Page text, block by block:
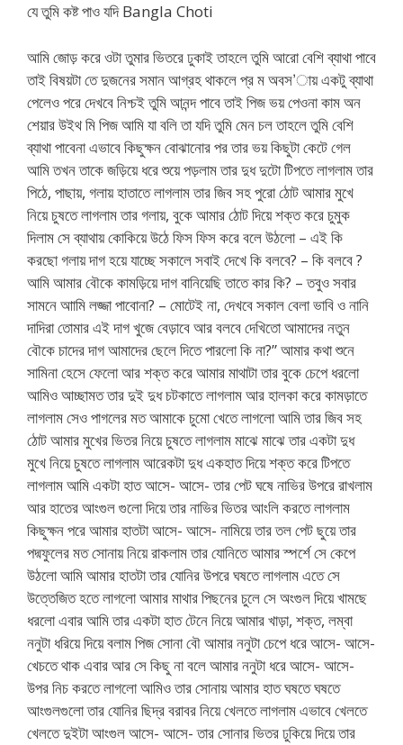
যে তুমি কষ্ট পাও যদি Bangla Choti
আমি জোড় করে ওটা তুমার ভিতরে ঢুকাই তাহলে তুমি আরো বেশি ব্যাথা পাবে
তাই বিষয়টা তে দুজনের সমান আগ্রহ থাকলে প্র ম অবস’ায় একটু ব্যাথা
পেলেও পরে দেখবে নিশ্চই তুমি আনন্দ পাবে তাই পিজ ভয় পেওনা কাম অন
শেয়ার উইথ মি পিজ আমি যা বলি তা যদি তুমি মেন চল তাহলে তুমি বেশি
ব্যাথা পাবেনা এভাবে কিছুক্ষন বোঝানোর পর তার ভয় কিছুটা কেটে গেল
আমি তখন তাকে জড়িয়ে ধরে শুয়ে পড়লাম তার দুধ দুটো টিপতে লাগলাম তার
পিঠে, পাছায়, গলায় হাতাতে লাগলাম তার জিব সহ পুরো ঠোট আমার মুখে
নিয়ে চুষতে লাগলাম তার গলায়, বুকে আমার ঠোট দিয়ে শক্ত করে চুমুক
দিলাম সে ব্যাথায় কোকিয়ে উঠে ফিস ফিস করে বলে উঠলো – এই কি
করছো গলায় দাগ হয়ে যাচ্ছে সকালে সবাই দেখে কি বলবে? – কি বলবে ?
আমি আমার বৌকে কামড়িয়ে দাগ বানিয়েছি তাতে কার কি? – তবুও সবার
সামনে আামি লজ্জা পাবোনা? – মোটেই না, দেখবে সকাল বেলা ভাবি ও নানি
দাদিরা তোমার এই দাগ খুজে বেড়াবে আর বলবে দেখিতো আমাদের নতুন
বৌকে চাদের দাগ আমাদের ছেলে দিতে পারলো কি না?” আমার কথা শুনে
সামিনা হেসে ফেলো আর শক্ত করে আমার মাথাটা তার বুকে চেপে ধরলো
আমিও আচ্ছামত তার দুই দুধ চটকাতে লাগলাম আর হালকা করে কামড়াতে
লাগলাম সেও পাগলের মত আমাকে চুমো খেতে লাগলো আমি তার জিব সহ
ঠোট আমার মুখের ভিতর নিয়ে চুষতে লাগলাম মাঝে মাঝে তার একটা দুধ
মুখে নিয়ে চুষতে লাগলাম আরেকটা দুধ একহাত দিয়ে শক্ত করে টিপতে
লাগলাম আমি একটা হাত আসে- আসে- তার পেট ঘষে নাভির উপরে রাখলাম
আর হাতের আংগুল গুলো দিয়ে তার নাভির ভিতর আংলি করতে লাগলাম
কিছুক্ষন পরে আমার হাতটা আসে- আসে- নামিয়ে তার তল পেট ছুয়ে তার
পদ্মফুলের মত সোনায় নিয়ে রাকলাম তার যোনিতে আমার স্পর্শে সে কেপে
উঠলো আমি আমার হাতটা তার যোনির উপরে ঘষতে লাগলাম এতে সে
উত্তেজিত হতে লাগলো আমার মাথার পিছনের চুলে সে অংগুল দিয়ে খামছে
ধরলো এবার আমি তার একটা হাত টেনে নিয়ে আমার খাড়া, শক্ত, লম্বা
ননুটা ধরিয়ে দিয়ে বলাম পিজ সোনা বৌ আমার ননুটা চেপে ধরে আসে- আসে-
খেচতে থাক এবার আর সে কিছু না বলে আমার ননুটা ধরে আসে- আসে-
উপর নিচ করতে লাগলো আমিও তার সোনায় আমার হাত ঘষতে ঘষতে
আংগুলগুলো তার যোনির ছিদ্র বরাবর নিয়ে খেলতে লাগলাম এভাবে খেলতে
খেলতে দুইটা আংগুল আসে- আসে- তার সোনার ভিতর ঢুকিয়ে দিয়ে তার